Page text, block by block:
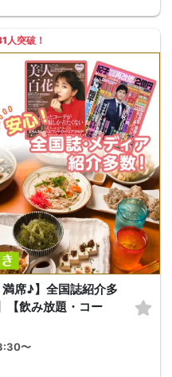
人突破！
席♪】全国誌紹介多
【飲み放題・コー
〜